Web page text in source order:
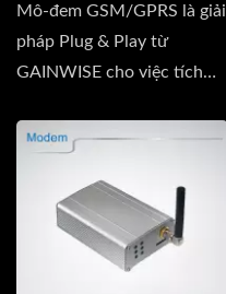
Mô-đem GSM/GPRS là giải
pháp Plug & Play từ
GAINWISE cho việc tích